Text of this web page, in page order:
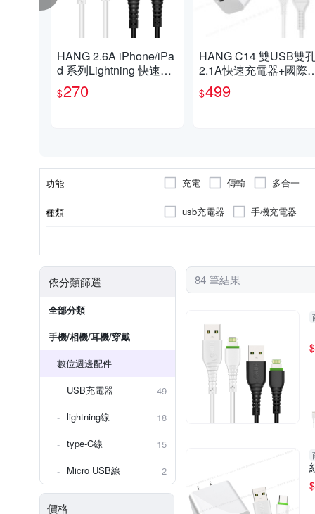
HANG 2.6A iPhone/iPa
d 系列Lightning 快速充
電傳輸線 R6-2入
$270
HANG C14 雙USB雙
2.1A快速充電器+國際U
L認證 SR超耐折
ng充電線(粗線快充版)-
$499
功能 充電 傳輸 多合一
種類 usb充電器 手機充電器
依分類篩選
全部分類
手機/相機/耳機/穿戴
數位週邊配件
USB充電器
49
lightning線
18
type-C線
15
Micro USB線
2
價格
84 筆結果
$
$